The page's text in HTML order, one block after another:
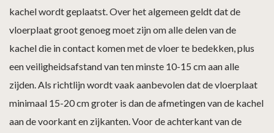
kachel wordt geplaatst. Over het algemeen geldt dat de
vloerplaat groot genoeg moet zijn om alle delen van de
kachel die in contact komen met de vloer te bedekken, plus
een veiligheidsafstand van ten minste 10-15 cm aan alle
zijden. Als richtlijn wordt vaak aanbevolen dat de vloerplaat
minimaal 15-20 cm groter is dan de afmetingen van de kachel
aan de voorkant en zijkanten. Voor de achterkant van de